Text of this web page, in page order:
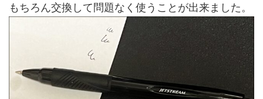
もちろん交換して問題なく使うことが出来ました。